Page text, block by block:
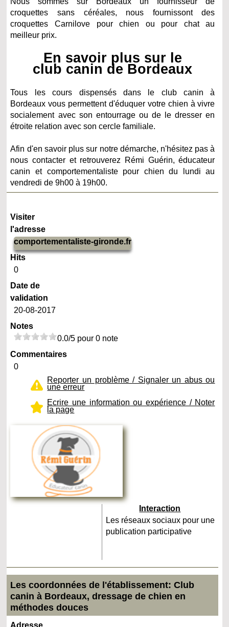
croquettes sans céréales, nous fournissont des
croquettes Carnilove pour chien ou pour chat au
meilleur prix.
En savoir plus sur le
club canin de Bordeaux
Tous les cours dispensés dans le club canin à
Bordeaux vous permettent d'éduquer votre chien à vivre
socialement avec son entourrage ou de le dresser en
étroite relation avec son cercle familiale.
Afin d'en savoir plus sur notre démarche, n'hésitez pas à
nous contacter et retrouverez Rémi Guérin, éducateur
canin et comportementaliste pour chien du lundi au
vendredi de 9h00 à 19h00.
Visiter
l'adresse
comportementaliste-gironde.fr
Hits
0
Date de
validation
20-08-2017
Notes
0.0/5 pour 0 note
Commentaires
0
Reporter un problème / Signaler un abus ou
une erreur
Ecrire une information ou expérience / Noter
la page
Interaction
Les réseaux sociaux pour une
publication participative
Les coordonnées de l'établissement: Club
canin à Bordeaux, dressage de chien en
méthodes douces
Adresse